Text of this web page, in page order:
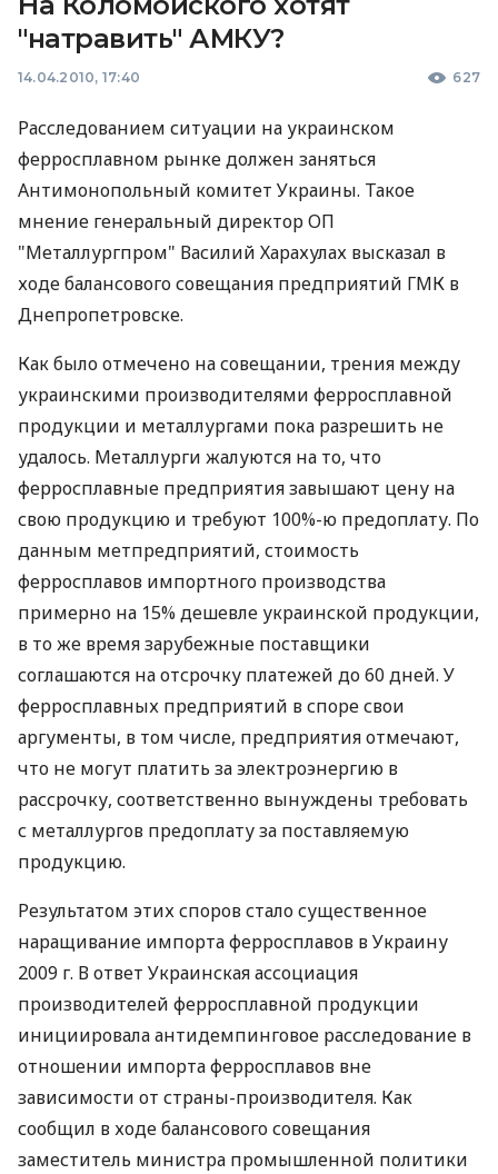
"натравить" АМКУ?
14.04.2010, 17:40 627
Расследованием ситуации на украинском
ферросплавном рынке должен заняться
Антимонопольный комитет Украины. Такое
мнение генеральный директор ОП
"Металлургпром" Василий Харахулах высказал в
ходе балансового совещания предприятий ГМК в
Днепропетровске.
Как было отмечено на совещании, трения между
украинскими производителями ферросплавной
продукции и металлургами пока разрешить не
удалось. Металлурги жалуются на то, что
ферросплавные предприятия завышают цену на
свою продукцию и требуют 100%-ю предоплату. По
данным метпредприятий, стоимость
ферросплавов импортного производства
примерно на 15% дешевле украинской продукции,
в то же время зарубежные поставщики
соглашаются на отсрочку платежей до 60 дней. У
ферросплавных предприятий в споре свои
аргументы, в том числе, предприятия отмечают,
что не могут платить за электроэнергию в
рассрочку, соответственно вынуждены требовать
с металлургов предоплату за поставляемую
продукцию.
Результатом этих споров стало существенное
наращивание импорта ферросплавов в Украину
2009 г. В ответ Украинская ассоциация
производителей ферросплавной продукции
инициировала антидемпинговое расследование в
отношении импорта ферросплавов вне
зависимости от страны-производителя. Как
сообщил в ходе балансового совещания
заместитель министра промышленной политики